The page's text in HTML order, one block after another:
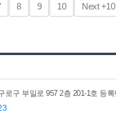
8 9 10 Next+10
로구 부일로 957 2층 201-1호 등록